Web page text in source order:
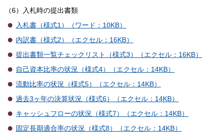
（6）入札時の提出書類
入札書（様式1）（ワード：10KB）
内訳書（様式2）（エクセル：16KB）
提出書類一覧チェックリスト（様式3）（エクセル：16KB）
自己資本比率の状況（様式4）（エクセル：14KB）
流動比率の状況（様式5）（エクセル：14KB）
過去3ヶ年の決算状況（様式6）（エクセル：14KB）
キャッシュフローの状況（様式7）（エクセル：14KB）
固定長期適合率の状況（様式8）（エクセル：14KB）